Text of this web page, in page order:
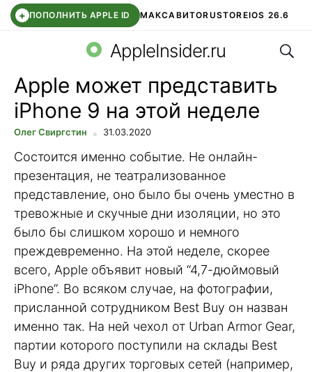
+ ПОПОЛНИТЬ APPLE ID МАКСАВИТОRUSTOREIOS 26.6
СБЕР КИДС ВТБ ОНЛАЙН ЧАТ В ROBLOX
AppleInsider.ru
Apple может представить
iPhone 9 на этой неделе
Олег Свиргстин 31.03.2020
Состоится именно событие. Не онлайн-
презентация, не театрализованное
представление, оно было бы очень уместно в
тревожные и скучные дни изоляции, но это
было бы слишком хорошо и немного
преждевременно. На этой неделе, скорее
всего, Apple объявит новый “4,7-дюймовый
iPhone”. Во всяком случае, на фотографии,
присланной сотрудником Best Buy он назван
именно так. На ней чехол от Urban Armor Gear,
партии которого поступили на склады Best
Buy и ряда других торговых сетей (например,